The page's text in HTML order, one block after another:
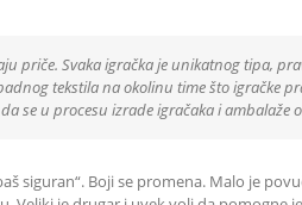
priče. Svaka igračka je unikatnog tipa,
tekstila na okolinu time što igračke
se u procesu izrade igračaka i ambalaže
siguran“. Boji se promena. Malo je